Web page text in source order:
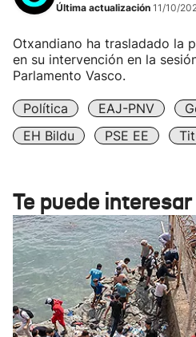
Última actualización 11/10/
Otxandiano ha trasladado la
en su intervención en la
Parlamento Vasco.
Política EAJ-PNV
EH Bildu
PSE EE
Te puede interesar